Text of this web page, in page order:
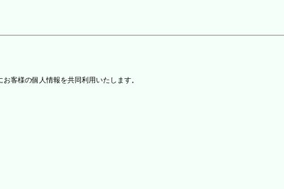
客様の個人情報を共同利用いたします。